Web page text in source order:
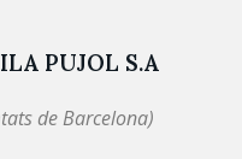
PUJOL S.A
de Barcelona)